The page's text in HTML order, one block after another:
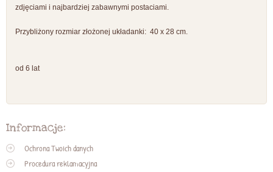
zdjęciami i najbardziej zabawnymi postaciami.
Przybliżony rozmiar złożonej układanki: 40 x 28 cm.
od 6 lat
Informacje:
Ochrona Twoich danych
Procedura reklamacyjna